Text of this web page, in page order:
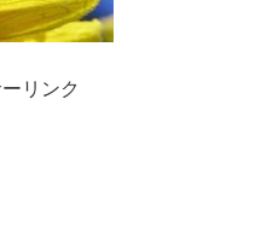
リンク